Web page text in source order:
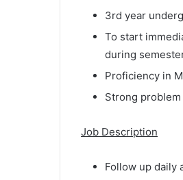
3rd year
To start
during
Proficiency in
Strong
Job Description
Follow up daily